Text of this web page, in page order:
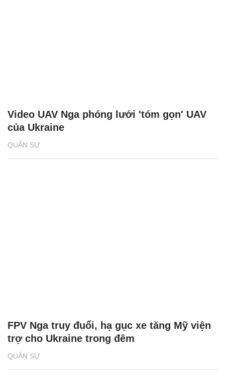
QUÂN SỰ
Video UAV Nga phóng lưới 'tóm gọn' UAV
của Ukraine
QUÂN SỰ
FPV Nga truy đuổi, hạ gục xe tăng Mỹ viện
trợ cho Ukraine trong đêm